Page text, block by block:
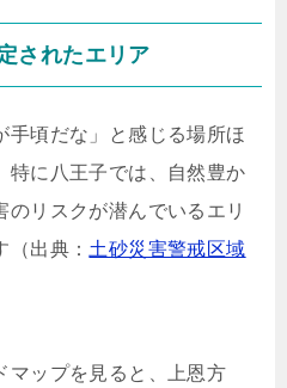
されたエリア
手頃だな」と感じる場所ほ
特に八王子では、自然豊か
リスクが潜んでいるエリ
出典： 土砂災害警戒区域
マップを見ると、上恩方